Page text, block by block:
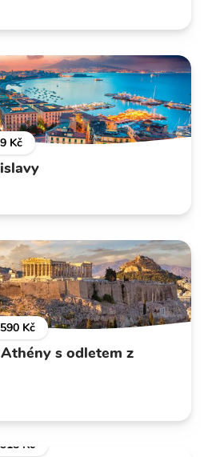
Kč
Kč
s odletem z
Kč